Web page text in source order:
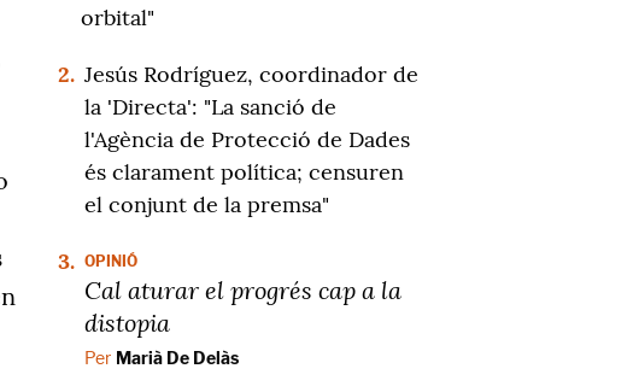
orbital"
2. Jesús Rodríguez, coordinador de
la 'Directa': "La sanció de
l'Agència de Protecció de Dades
és clarament política; censuren
el conjunt de la premsa"
3. OPINIÓ
Cal aturar el progrés cap a la
distopia
Per Marià De Delàs